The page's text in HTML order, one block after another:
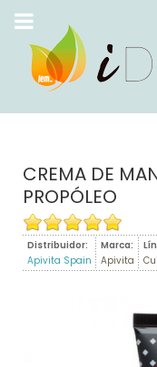
CREMA DE
PROPÓLEO
Distribuidor:
Apivita Spain
Marca:
Apivita